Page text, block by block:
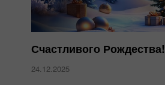
Счастливого Рождества!
24.12.2025